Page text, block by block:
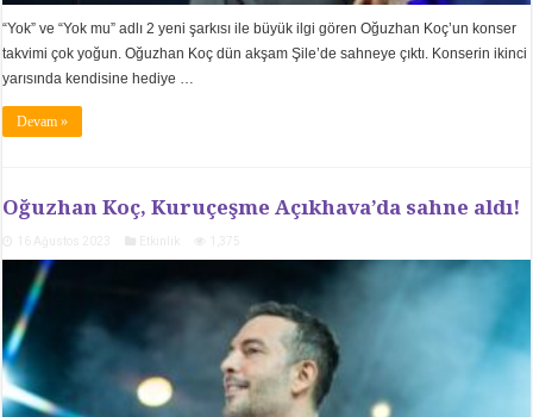
“Yok” ve “Yok mu” adlı 2 yeni şarkısı ile büyük ilgi gören Oğuzhan Koç’un konser
takvimi çok yoğun. Oğuzhan Koç dün akşam Şile’de sahneye çıktı. Konserin ikinci
yarısında kendisine hediye …
Devam »
Oğuzhan Koç, Kuruçeşme Açıkhava’da sahne aldı!